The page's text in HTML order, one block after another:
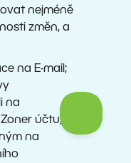
nejméně
změn, a
na E-mail;
na
účtu;
na